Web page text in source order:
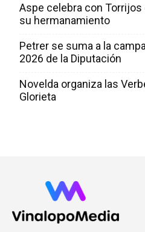
Aspe celebra con Torrijos
su hermanamiento
Petrer se suma a la
2026 de la Diputación
Novelda organiza las
Glorieta